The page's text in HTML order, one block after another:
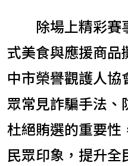
除場上精彩賽
式美食與應援商品
中市榮譽觀護人協
眾常見詐騙手法、
杜絕賄選的重要性
民眾印象，提升全